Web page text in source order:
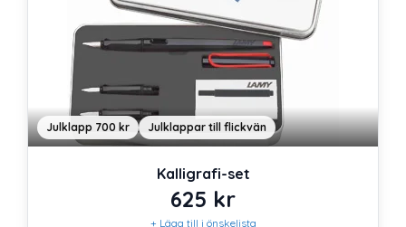
Julklapp 700 kr Julklappar till flickvän
Kalligrafi-set
625 kr
+ Lägg till i önskelista